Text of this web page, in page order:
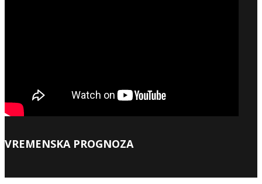
VREMENSKA PROGNOZA